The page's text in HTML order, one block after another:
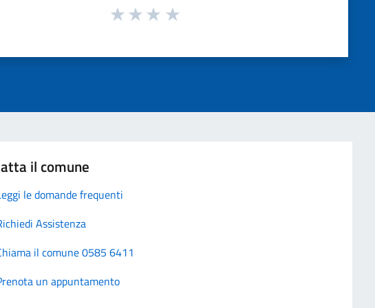
il comune
le domande frequenti
Assistenza
il comune 0585 6411
un appuntamento